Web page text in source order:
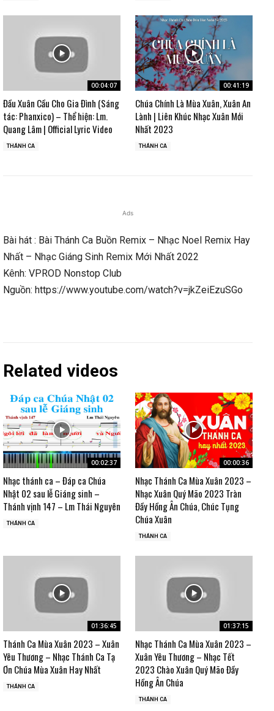
00:04:07
Đầu Xuân Cầu Cho Gia Đình (Sáng
tác: Phanxico) – Thể hiện: Lm.
Quang Lâm | Official Lyric Video
THÁNH CA
00:41:19
Chúa Chính Là Mùa Xuân, Xuân An
Lành | Liên Khúc Nhạc Xuân Mới
Nhất 2023
THÁNH CA
Ads
Bài hát : Bài Thánh Ca Buồn Remix – Nhạc Noel Remix Hay
Nhất – Nhạc Giáng Sinh Remix Mới Nhất 2022
Kênh: VPROD Nonstop Club
Nguồn: https://www.youtube.com/watch?v=jkZeiEzuSGo
Related videos
00:02:37
Nhạc thánh ca – Đáp ca Chúa
Nhật 02 sau lễ Giáng sinh –
Thánh vịnh 147 – Lm Thái Nguyên
THÁNH CA
00:00:36
Nhạc Thánh Ca Mùa Xuân 2023 –
Nhạc Xuân Quý Mão 2023 Tràn
Đầy Hồng Ân Chúa, Chúc Tụng
Chúa Xuân
THÁNH CA
01:36:45
Thánh Ca Mùa Xuân 2023 – Xuân
Yêu Thương – Nhạc Thánh Ca Tạ
Ơn Chúa Mùa Xuân Hay Nhất
THÁNH CA
01:37:15
Nhạc Thánh Ca Mùa Xuân 2023 –
Xuân Yêu Thương – Nhạc Tết
2023 Chào Xuân Quý Mão Đầy
Hồng Ân Chúa
THÁNH CA